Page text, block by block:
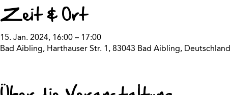
Zeit & Ort
15. Jan. 2024, 16:00 – 17:00
Bad Aibling, Harthauser Str. 1, 83043 Bad Aibling, Deutschland